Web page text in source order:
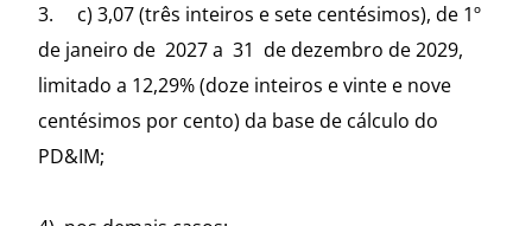
3. c) 3,07 (três inteiros e sete centésimos), de 1º
de janeiro de 2027 a 31 de dezembro de 2029,
limitado a 12,29% (doze inteiros e vinte e nove
centésimos por cento) da base de cálculo do
PD&IM;